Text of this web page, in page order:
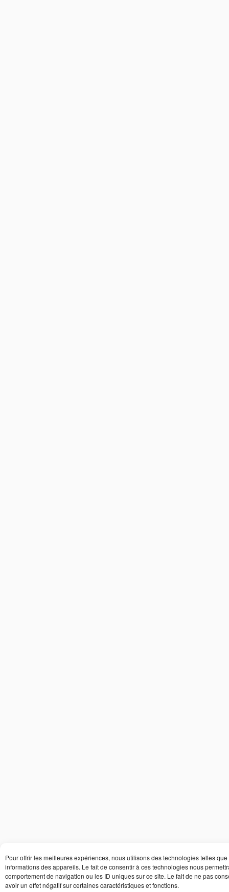
Pour offrir les meilleures expériences, nous utilisons des technologies telles
informations des appareils. Le fait de consentir à ces technologies nous
comportement de navigation ou les ID uniques sur ce site. Le fait de ne pas
avoir un effet négatif sur certaines caractéristiques et fonctions.